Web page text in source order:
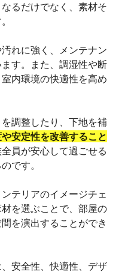
るだけでなく、素材そ
れに強く、メンテナン
す。また、調湿性や断
内環境の快適性を高め
調整したり、下地を補
安定性を改善すること
員が安心して過ごせる
です。
テリアのイメージチェ
を選ぶことで、部屋の
を演出することができ
安全性、快適性、デザ